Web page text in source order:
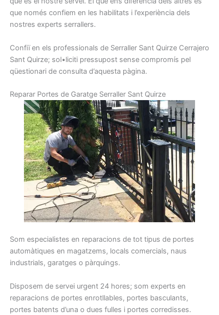
que només confiem en les habilitats i l’experiència dels
nostres experts serrallers.
Confiï en els professionals de Serraller Sant Quirze Cerrajero
Sant Quirze; sol•liciti pressupost sense compromís pel
qüestionari de consulta d’aquesta pàgina.
Reparar Portes de Garatge Serraller Sant Quirze
Som especialistes en reparacions de tot tipus de portes
automàtiques en magatzems, locals comercials, naus
industrials, garatges o pàrquings.
Disposem de servei urgent 24 hores; som experts en
reparacions de portes enrotllables, portes basculants,
portes batents d’una o dues fulles i portes corredisses.